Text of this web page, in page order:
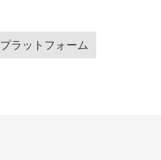
プラットフォーム